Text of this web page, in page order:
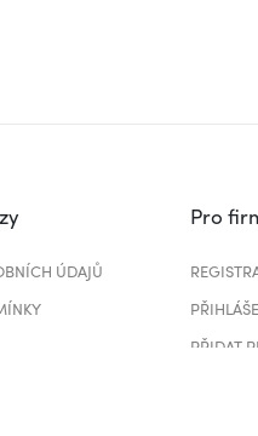
ÚDAJŮ
Pro
PŘIDAT